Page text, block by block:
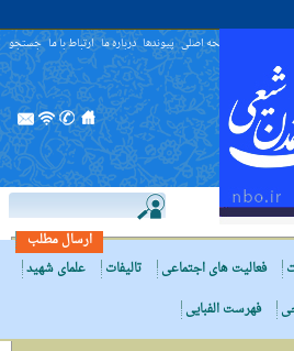
صفحه اصلی پیوندها درباره ما ارتباط با ما جستجو
ارسال مطلب
فعالیت های اجتماعی تالیفات
علمای شهید
فهرست الفبایی